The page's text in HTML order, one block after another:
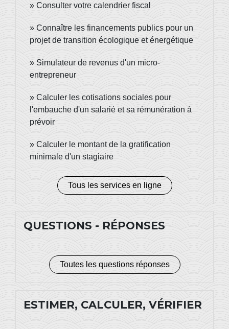
Consulter votre calendrier fiscal
Connaître les financements publics pour un
projet de transition écologique et énergétique
Simulateur de revenus d'un micro-
entrepreneur
Calculer les cotisations sociales pour
l'embauche d'un salarié et sa rémunération à
prévoir
Calculer le montant de la gratification
minimale d'un stagiaire
Tous les services en ligne
QUESTIONS - RÉPONSES
Toutes les questions réponses
ESTIMER, CALCULER, VÉRIFIER